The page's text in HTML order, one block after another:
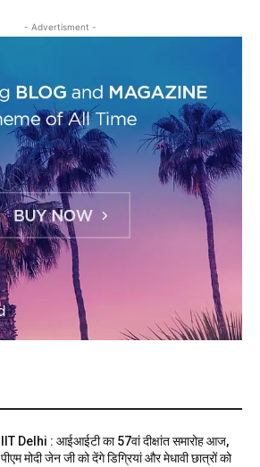
- Advertisment -
IIT Delhi : आईआईटी का 57वां दीक्षांत समारोह आज,
पीएम मोदी जेन जी को देंगे डिग्रियां और मेधावी छात्रों को